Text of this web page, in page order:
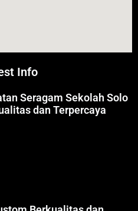
Info
Seragam Sekolah Solo
dan Terpercaya